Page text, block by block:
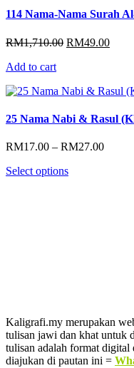
114 Nama-Nama Surah
RM1,710.00 Original
RM49.00
Add to cart
25 Nama Nabi & Rasul
RM17.00 – RM27.00Price
Select options
Kaligrafi.my merupakan
tulisan jawi dan khat untuk
tulisan adalah format digital
diajukan di pautan ini =